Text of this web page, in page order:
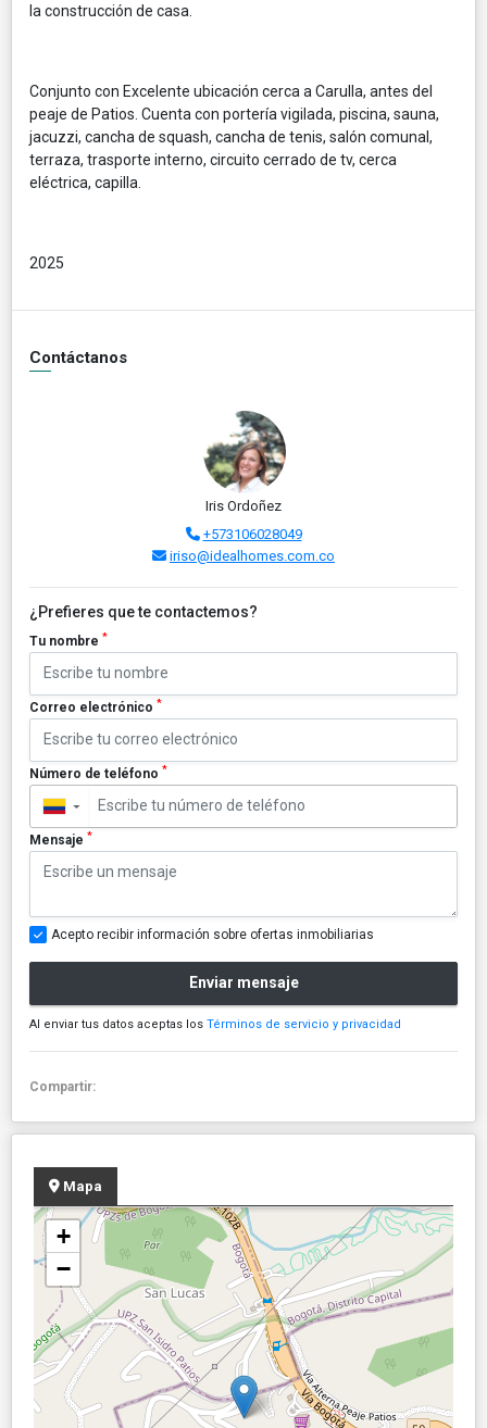
la construcción de casa.
Conjunto con Excelente ubicación cerca a Carulla, antes del
peaje de Patios. Cuenta con portería vigilada, piscina, sauna,
jacuzzi, cancha de squash, cancha de tenis, salón comunal,
terraza, trasporte interno, circuito cerrado de tv, cerca
eléctrica, capilla.
2025
Contáctanos
Iris Ordoñez
+573106028049
iriso@idealhomes.com.co
¿Prefieres que te contactemos?
Tu nombre *
Correo electrónico *
Número de teléfono *
▼
Mensaje *
Acepto recibir información sobre ofertas inmobiliarias
Enviar mensaje
Al enviar tus datos aceptas los Términos de servicio y privacidad
Compartir:
Mapa
+
−